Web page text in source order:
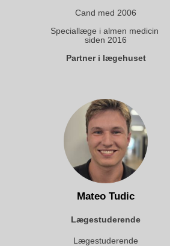
Cand med 2006
Speciallæge i almen medicin
siden 2016
Partner i lægehuset
Mateo Tudic
Lægestuderende
Lægestuderende